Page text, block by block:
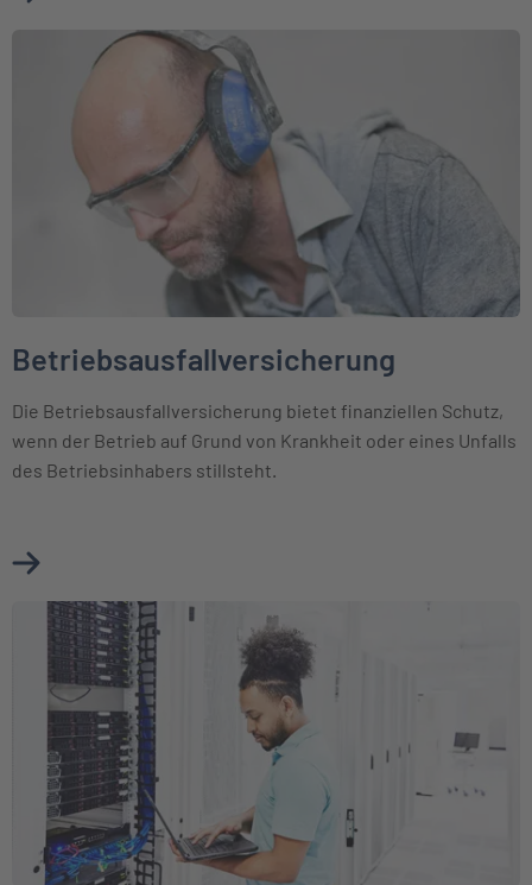
Weiter zu Betriebsausfallversicherung
Betriebsausfallversicherung
Die Betriebsausfallversicherung bietet finanziellen Schutz,
wenn der Betrieb auf Grund von Krankheit oder eines Unfalls
des Betriebsinhabers stillsteht.
Mehr über Betriebsausfallversicherung erfahren
Weiter zu Elektronikversicherung